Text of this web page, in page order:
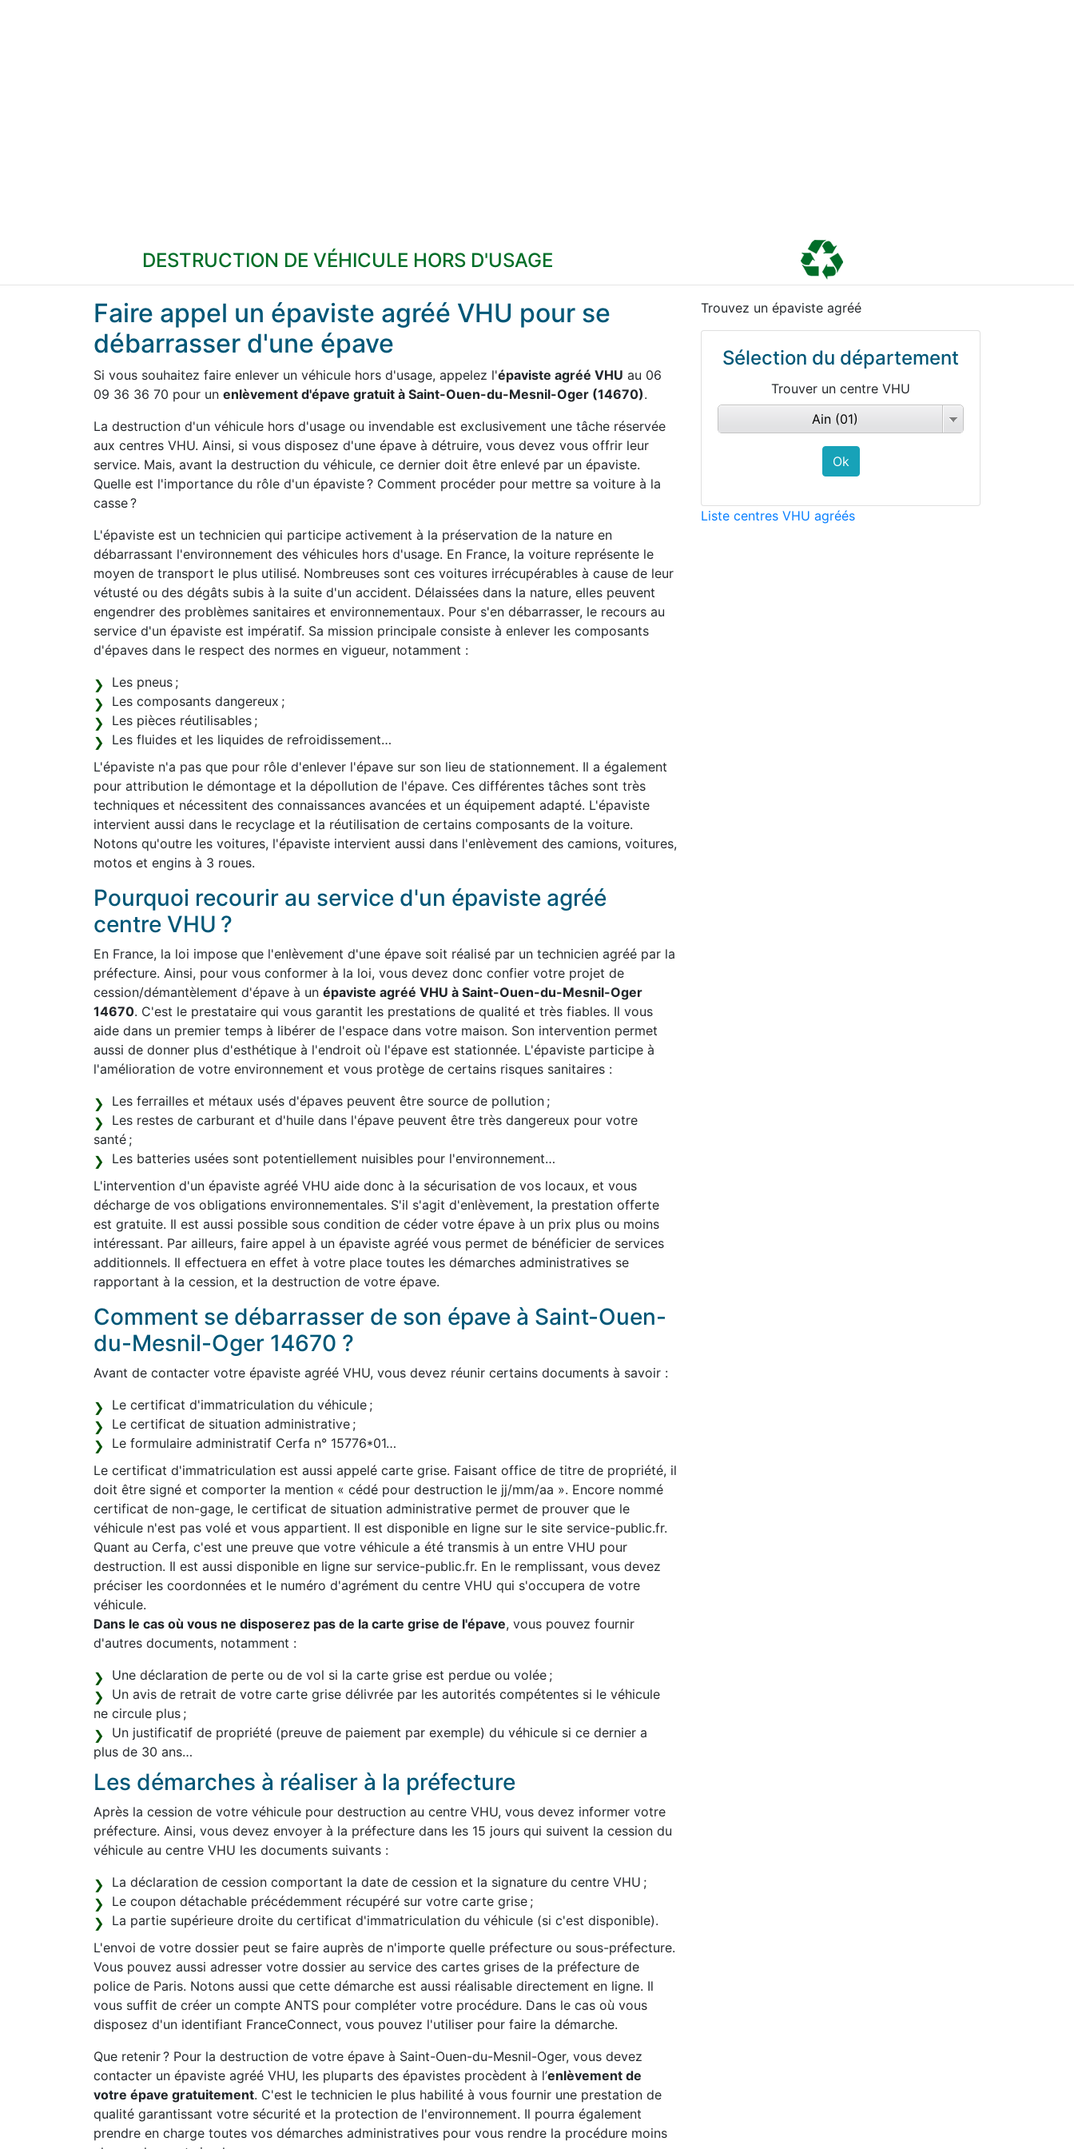
DESTRUCTION DE VÉHICULE HORS D'USAGE
Faire appel un épaviste agréé VHU pour se
débarrasser d'une épave
Si vous souhaitez faire enlever un véhicule hors d'usage, appelez l'épaviste agréé VHU au 06
09 36 36 70 pour un enlèvement d'épave gratuit à Saint-Ouen-du-Mesnil-Oger (14670).
La destruction d'un véhicule hors d'usage ou invendable est exclusivement une tâche réservée
aux centres VHU. Ainsi, si vous disposez d'une épave à détruire, vous devez vous offrir leur
service. Mais, avant la destruction du véhicule, ce dernier doit être enlevé par un épaviste.
Quelle est l'importance du rôle d'un épaviste ? Comment procéder pour mettre sa voiture à la
casse ?
L'épaviste est un technicien qui participe activement à la préservation de la nature en
débarrassant l'environnement des véhicules hors d'usage. En France, la voiture représente le
moyen de transport le plus utilisé. Nombreuses sont ces voitures irrécupérables à cause de leur
vétusté ou des dégâts subis à la suite d'un accident. Délaissées dans la nature, elles peuvent
engendrer des problèmes sanitaires et environnementaux. Pour s'en débarrasser, le recours au
service d'un épaviste est impératif. Sa mission principale consiste à enlever les composants
d'épaves dans le respect des normes en vigueur, notamment :
Les pneus ;
Les composants dangereux ;
Les pièces réutilisables ;
Les fluides et les liquides de refroidissement…
L'épaviste n'a pas que pour rôle d'enlever l'épave sur son lieu de stationnement. Il a également
pour attribution le démontage et la dépollution de l'épave. Ces différentes tâches sont très
techniques et nécessitent des connaissances avancées et un équipement adapté. L'épaviste
intervient aussi dans le recyclage et la réutilisation de certains composants de la voiture.
Notons qu'outre les voitures, l'épaviste intervient aussi dans l'enlèvement des camions, voitures,
motos et engins à 3 roues.
Pourquoi recourir au service d'un épaviste agréé
centre VHU ?
En France, la loi impose que l'enlèvement d'une épave soit réalisé par un technicien agréé par la
préfecture. Ainsi, pour vous conformer à la loi, vous devez donc confier votre projet de
cession/démantèlement d'épave à un épaviste agréé VHU à Saint-Ouen-du-Mesnil-Oger
14670. C'est le prestataire qui vous garantit les prestations de qualité et très fiables. Il vous
aide dans un premier temps à libérer de l'espace dans votre maison. Son intervention permet
aussi de donner plus d'esthétique à l'endroit où l'épave est stationnée. L'épaviste participe à
l'amélioration de votre environnement et vous protège de certains risques sanitaires :
Les ferrailles et métaux usés d'épaves peuvent être source de pollution ;
Les restes de carburant et d'huile dans l'épave peuvent être très dangereux pour votre
santé ;
Les batteries usées sont potentiellement nuisibles pour l'environnement…
L'intervention d'un épaviste agréé VHU aide donc à la sécurisation de vos locaux, et vous
décharge de vos obligations environnementales. S'il s'agit d'enlèvement, la prestation offerte
est gratuite. Il est aussi possible sous condition de céder votre épave à un prix plus ou moins
intéressant. Par ailleurs, faire appel à un épaviste agréé vous permet de bénéficier de services
additionnels. Il effectuera en effet à votre place toutes les démarches administratives se
rapportant à la cession, et la destruction de votre épave.
Comment se débarrasser de son épave à Saint-Ouen-
du-Mesnil-Oger 14670 ?
Avant de contacter votre épaviste agréé VHU, vous devez réunir certains documents à savoir :
Le certificat d'immatriculation du véhicule ;
Le certificat de situation administrative ;
Le formulaire administratif Cerfa n° 15776*01…
Le certificat d'immatriculation est aussi appelé carte grise. Faisant office de titre de propriété, il
doit être signé et comporter la mention « cédé pour destruction le jj/mm/aa ». Encore nommé
certificat de non-gage, le certificat de situation administrative permet de prouver que le
véhicule n'est pas volé et vous appartient. Il est disponible en ligne sur le site service-public.fr.
Quant au Cerfa, c'est une preuve que votre véhicule a été transmis à un entre VHU pour
destruction. Il est aussi disponible en ligne sur service-public.fr. En le remplissant, vous devez
préciser les coordonnées et le numéro d'agrément du centre VHU qui s'occupera de votre
véhicule.
Dans le cas où vous ne disposerez pas de la carte grise de l'épave, vous pouvez fournir
d'autres documents, notamment :
Une déclaration de perte ou de vol si la carte grise est perdue ou volée ;
Un avis de retrait de votre carte grise délivrée par les autorités compétentes si le véhicule
ne circule plus ;
Un justificatif de propriété (preuve de paiement par exemple) du véhicule si ce dernier a
plus de 30 ans…
Les démarches à réaliser à la préfecture
Après la cession de votre véhicule pour destruction au centre VHU, vous devez informer votre
préfecture. Ainsi, vous devez envoyer à la préfecture dans les 15 jours qui suivent la cession du
véhicule au centre VHU les documents suivants :
La déclaration de cession comportant la date de cession et la signature du centre VHU ;
Le coupon détachable précédemment récupéré sur votre carte grise ;
La partie supérieure droite du certificat d'immatriculation du véhicule (si c'est disponible).
L'envoi de votre dossier peut se faire auprès de n'importe quelle préfecture ou sous-préfecture.
Vous pouvez aussi adresser votre dossier au service des cartes grises de la préfecture de
police de Paris. Notons aussi que cette démarche est aussi réalisable directement en ligne. Il
vous suffit de créer un compte ANTS pour compléter votre procédure. Dans le cas où vous
disposez d'un identifiant FranceConnect, vous pouvez l'utiliser pour faire la démarche.
Que retenir ? Pour la destruction de votre épave à Saint-Ouen-du-Mesnil-Oger, vous devez
contacter un épaviste agréé VHU, les pluparts des épavistes procèdent à l’enlèvement de
votre épave gratuitement. C'est le technicien le plus habilité à vous fournir une prestation de
qualité garantissant votre sécurité et la protection de l'environnement. Il pourra également
prendre en charge toutes vos démarches administratives pour vous rendre la procédure moins
Trouvez un épaviste agréé
Sélection du département
Trouver un centre VHU
Ain (01)
Liste centres VHU agréés